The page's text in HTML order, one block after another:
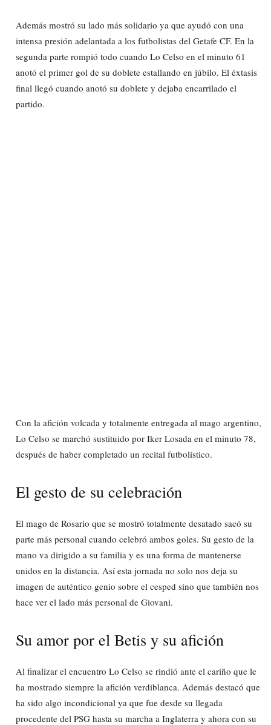
Además mostró su lado más solidario ya que ayudó con una
intensa presión adelantada a los futbolistas del Getafe CF. En la
segunda parte rompió todo cuando Lo Celso en el minuto 61
anotó el primer gol de su doblete estallando en júbilo. El éxtasis
final llegó cuando anotó su doblete y dejaba encarrilado el
partido.
Con la afición volcada y totalmente entregada al mago argentino,
Lo Celso se marchó sustituido por Iker Losada en el minuto 78,
después de haber completado un recital futbolístico.
El gesto de su celebración
El mago de Rosario que se mostró totalmente desatado sacó su
parte más personal cuando celebró ambos goles. Su gesto de la
mano va dirigido a su familia y es una forma de mantenerse
unidos en la distancia. Así esta jornada no solo nos deja su
imagen de auténtico genio sobre el cesped sino que también nos
hace ver el lado más personal de Giovani.
Su amor por el Betis y su afición
Al finalizar el encuentro Lo Celso se rindió ante el cariño que le
ha mostrado siempre la afición verdiblanca. Además destacó que
ha sido algo incondicional ya que fue desde su llegada
procedente del PSG hasta su marcha a Inglaterra y ahora con su